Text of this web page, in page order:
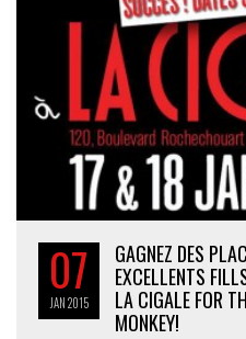
07
JAN2015
GAGNEZ DES
EXCELLENTS
LA CIGALE FOR
MONKEY!